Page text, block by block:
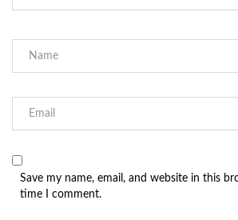
Save my name, email, and website in this
time I comment.